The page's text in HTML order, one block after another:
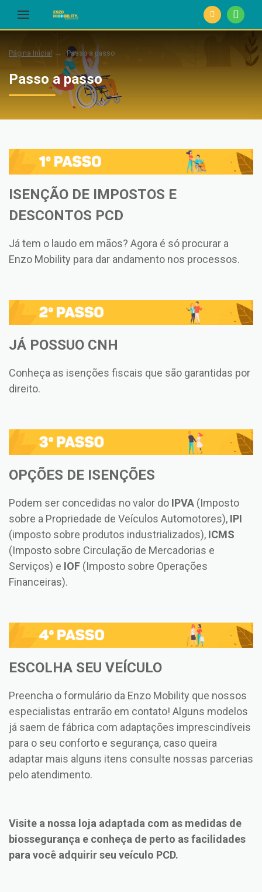
Página Inicial Passo a passo
Passo a passo
ISENÇÃO DE IMPOSTOS E
DESCONTOS PCD
Já tem o laudo em mãos? Agora é só procurar a
Enzo Mobility para dar andamento nos processos.
JÁ POSSUO CNH
Conheça as isenções fiscais que são garantidas por
direito.
OPÇÕES DE ISENÇÕES
Podem ser concedidas no valor do IPVA (Imposto
sobre a Propriedade de Veículos Automotores), IPI
(imposto sobre produtos industrializados), ICMS
(Imposto sobre Circulação de Mercadorias e
Serviços) e IOF (Imposto sobre Operações
Financeiras).
ESCOLHA SEU VEÍCULO
Preencha o formulário da Enzo Mobility que nossos
especialistas entrarão em contato! Alguns modelos
já saem de fábrica com adaptações imprescindíveis
para o seu conforto e segurança, caso queira
adaptar mais alguns itens consulte nossas parcerias
pelo atendimento.
Visite a nossa loja adaptada com as medidas de
biossegurança e conheça de perto asfacilidades
para você adquirir seu veículo PCD.